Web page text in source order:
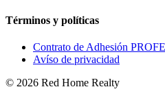
Términos y políticas
Contrato de Adhesión
Avíso de privacidad
© 2026 Red Home Realty